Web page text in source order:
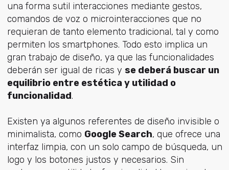
una forma sutil interacciones mediante gestos,
comandos de voz o microinteracciones que no
requieran de tanto elemento tradicional, tal y como
permiten los smartphones. Todo esto implica un
gran trabajo de diseño, ya que las funcionalidades
deberán ser igual de ricas y se deberá buscar un
equilibrio entre estética y utilidad o
funcionalidad.
Existen ya algunos referentes de diseño invisible o
minimalista, como Google Search, que ofrece una
interfaz limpia, con un solo campo de búsqueda, un
logo y los botones justos y necesarios. Sin